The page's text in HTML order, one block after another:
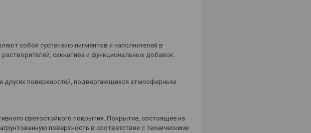
собой суспензию пигментов и наполнителей в
сиккатива и функциональных добавок.
других поверхностей, подвергающихся атмосферным
светостойкого покрытия. Покрытие, состоящее из
поверхность в соответствии с техническими